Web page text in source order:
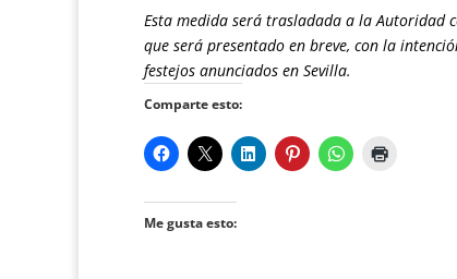
Esta medida será trasladada a la Autoridad
que será presentado en breve, con la
festejos anunciados en Sevilla.
Comparte esto:
Me gusta esto: